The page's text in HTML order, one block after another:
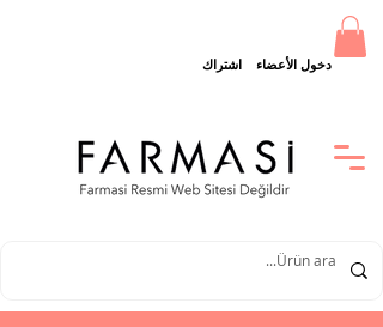
دخول الأعضاء اشتراك